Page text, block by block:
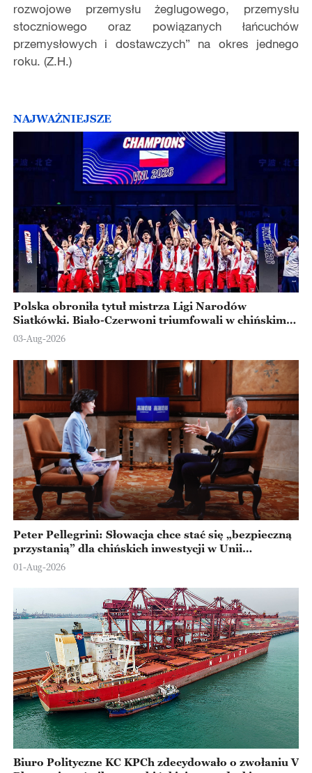
rozwojowe przemysłu żeglugowego, przemysłu
stoczniowego oraz powiązanych łańcuchów
przemysłowych i dostawczych” na okres jednego
roku. (Z.H.)
NAJWAŻNIEJSZE
Polska obroniła tytuł mistrza Ligi Narodów
Siatkówki. Biało-Czerwoni triumfowali w chińskim
Ningbo
03-Aug-2026
Peter Pellegrini: Słowacja chce stać się „bezpieczną
przystanią” dla chińskich inwestycji w Unii
Europejskiej
01-Aug-2026
Biuro Polityczne KC KPCh zdecydowało o zwołaniu V